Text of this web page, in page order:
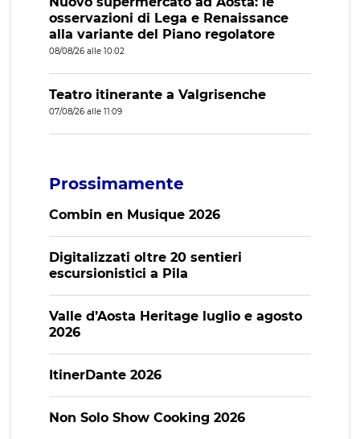
osservazioni di Lega e Renaissance
alla variante del Piano regolatore
08/08/26 alle 10:02
Teatro itinerante a Valgrisenche
07/08/26 alle 11:09
Prossimamente
Combin en Musique 2026
Digitalizzati oltre 20 sentieri
escursionistici a Pila
Valle d’Aosta Heritage luglio e agosto
2026
ItinerDante 2026
Non Solo Show Cooking 2026